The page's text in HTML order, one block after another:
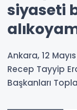
siyaseti
Ankara, 12
Recep Tayyip
Başkanları